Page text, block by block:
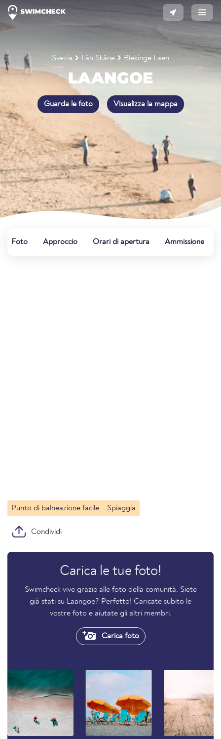
Svezia Län Skåne Blekinge Laen
LAANGOE
Guarda le foto Visualizza la mappa
Foto Approccio Orari di apertura Ammissione
Punto di balneazione facile Spiaggia
Condividi
Carica le tue foto!
Swimcheck vive grazie alle foto della comunità. Siete
già stati su Laangoe? Perfetto! Caricate subito le
vostre foto e aiutate gli altri membri.
Carica foto